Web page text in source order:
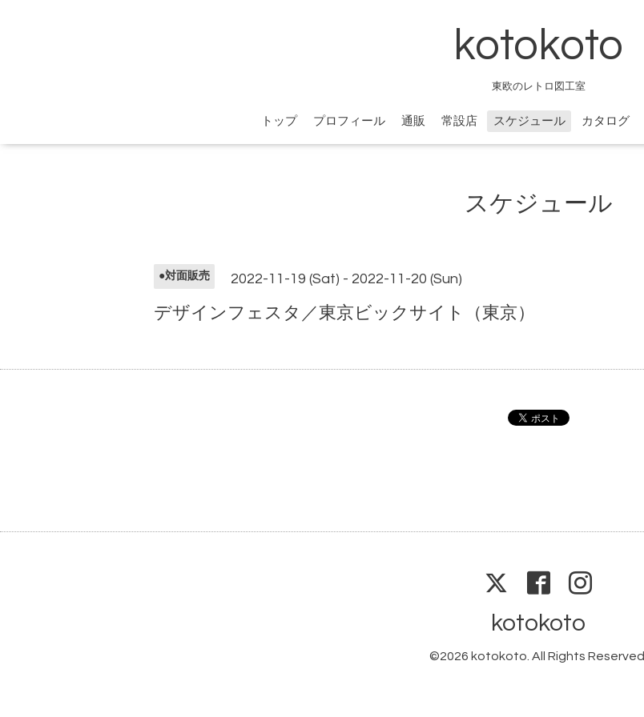
kotokoto
東欧のレトロ図工室
トップ プロフィール 通販 常設店 スケジュール カタログ
スケジュール
●対面販売 2022-11-19 (Sat) - 2022-11-20 (Sun)
デザインフェスタ／東京ビックサイト（東京）
kotokoto
©2026 kotokoto . All Rights Reserved.